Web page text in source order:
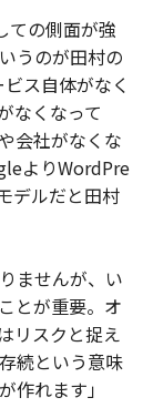
ての側面が強
うのが田村の
ス自体がなく
なくなって
会社がなくな
よりWordPre
デルだと田村
ませんが、い
とが重要。オ
リスクと捉え
続という意味
作れます」